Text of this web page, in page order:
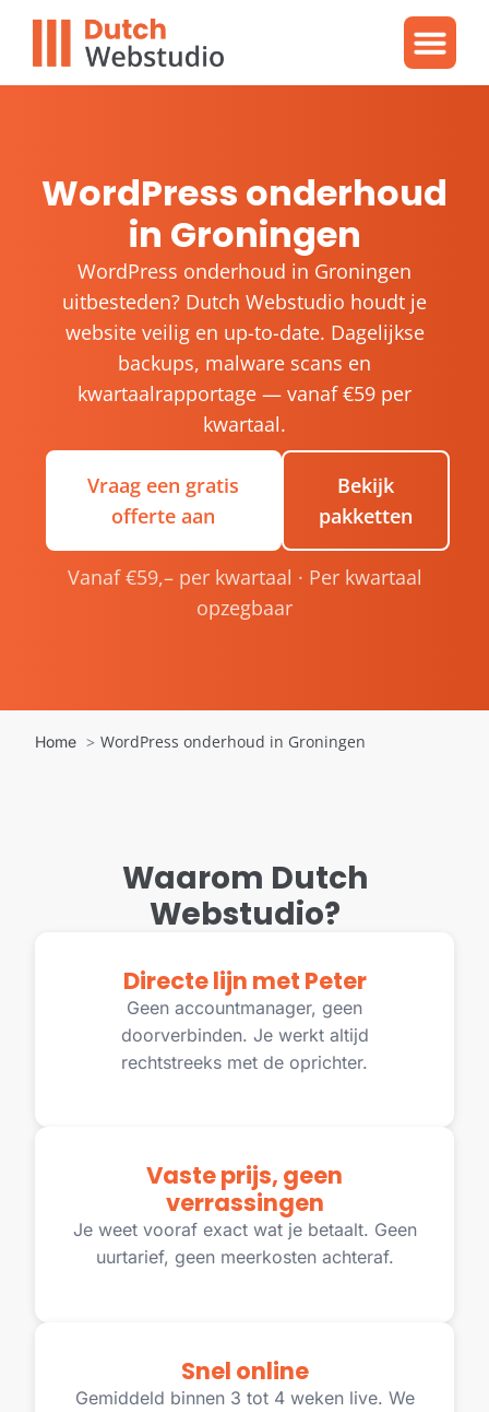
WordPress onderhoud
in Groningen
WordPress onderhoud in Groningen
uitbesteden? Dutch Webstudio houdt je
website veilig en up-to-date. Dagelijkse
backups, malware scans en
kwartaalrapportage — vanaf €59 per
kwartaal.
Vraag een gratis
offerte aan
Bekijk
pakketten
Vanaf €59,– per kwartaal · Per kwartaal
opzegbaar
Home WordPress onderhoud in Groningen
Waarom Dutch
Webstudio?
Directe lijn met Peter
Geen accountmanager, geen
doorverbinden. Je werkt altijd
rechtstreeks met de oprichter.
Vaste prijs, geen
verrassingen
Je weet vooraf exact wat je betaalt. Geen
uurtarief, geen meerkosten achteraf.
Snel online
Gemiddeld binnen 3 tot 4 weken live. We